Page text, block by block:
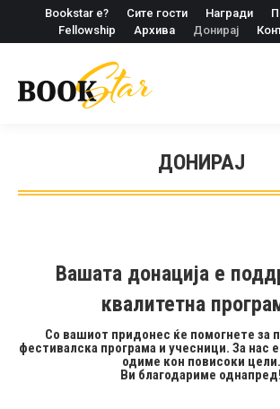
Bookstar е? Сите гости Награди
Fellowship
Архива Донирај
ДОНИРАЈ
Вашата донација е
квалитетна
Со вашиот придонес ќе помогнете за
фестивалска програма и учесници. За нас
одиме кон повисоки цели.
Ви благодариме однапред!